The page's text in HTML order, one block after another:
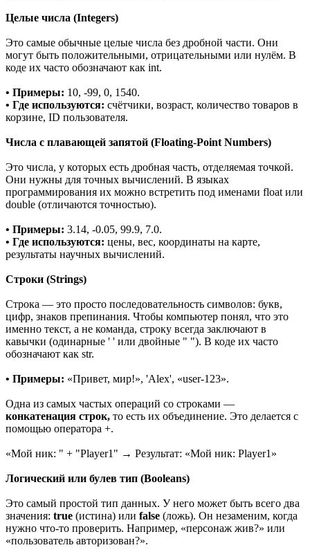
Целые числа (Integers)
Это самые обычные целые числа без дробной части. Они
могут быть положительными, отрицательными или нулём. В
коде их часто обозначают как int.
• Примеры: 10, -99, 0, 1540.
• Где используются: счётчики, возраст, количество товаров в
корзине, ID пользователя.
Числа с плавающей запятой (Floating-Point Numbers)
Это числа, у которых есть дробная часть, отделяемая точкой.
Они нужны для точных вычислений. В языках
программирования их можно встретить под именами float или
double (отличаются точностью).
• Примеры: 3.14, -0.05, 99.9, 7.0.
• Где используются: цены, вес, координаты на карте,
результаты научных вычислений.
Строки (Strings)
Строка — это просто последовательность символов: букв,
цифр, знаков препинания. Чтобы компьютер понял, что это
именно текст, а не команда, строку всегда заключают в
кавычки (одинарные ' ' или двойные " "). В коде их часто
обозначают как str.
• Примеры: «Привет, мир!», 'Alex', «user-123».
Одна из самых частых операций со строками —
конкатенация строк, то есть их объединение. Это делается с
помощью оператора +.
«Мой ник: " + "Player1" → Результат: «Мой ник: Player1»
Логический или булев тип (Booleans)
Это самый простой тип данных. У него может быть всего два
значения: true (истина) или false (ложь). Он незаменим, когда
нужно что-то проверить. Например, «персонаж жив?» или
«пользователь авторизован?».